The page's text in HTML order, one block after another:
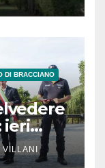
DI BRACCIANO
ieri